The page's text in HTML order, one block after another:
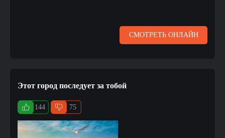
СМОТРЕТЬ ОНЛАЙН
Этот город последует за тобой
144 75